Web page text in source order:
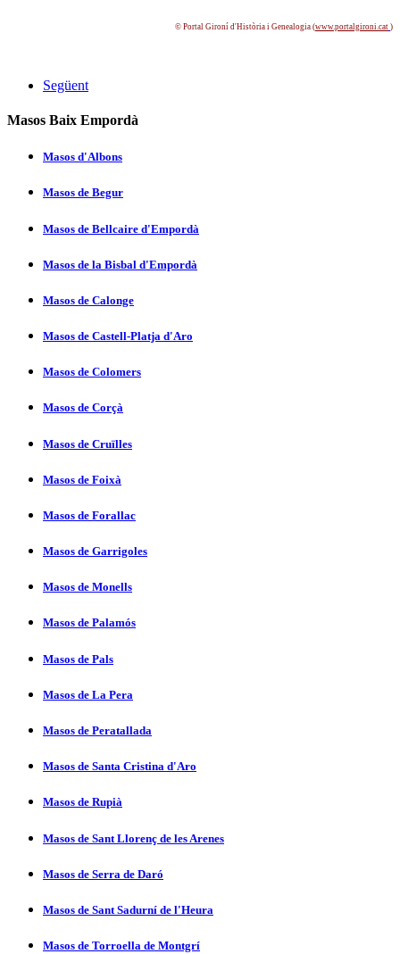
© Portal Gironí­ d'Història i Genealogia (www.portalgironi.cat )
Següent
Masos Baix Empordà
Masos d'Albons
Masos de Begur
Masos de Bellcaire d'Empordà
Masos de la Bisbal d'Empordà
Masos de Calonge
Masos de Castell-Platja d'Aro
Masos de Colomers
Masos de Corçà
Masos de Cruïlles
Masos de Foixà
Masos de Forallac
Masos de Garrigoles
Masos de Monells
Masos de Palamós
Masos de Pals
Masos de La Pera
Masos de Peratallada
Masos de Santa Cristina d'Aro
Masos de Rupià
Masos de Sant Llorenç de les Arenes
Masos de Serra de Daró
Masos de Sant Sadurní­ de l'Heura
Masos de Torroella de Montgrí­